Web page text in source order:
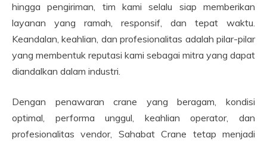
hingga pengiriman, tim kami selalu siap memberikan
layanan yang ramah, responsif, dan tepat waktu.
Keandalan, keahlian, dan profesionalitas adalah pilar-pilar
yang membentuk reputasi kami sebagai mitra yang dapat
diandalkan dalam industri.
Dengan penawaran crane yang beragam, kondisi
optimal, performa unggul, keahlian operator, dan
profesionalitas vendor, Sahabat Crane tetap menjadi